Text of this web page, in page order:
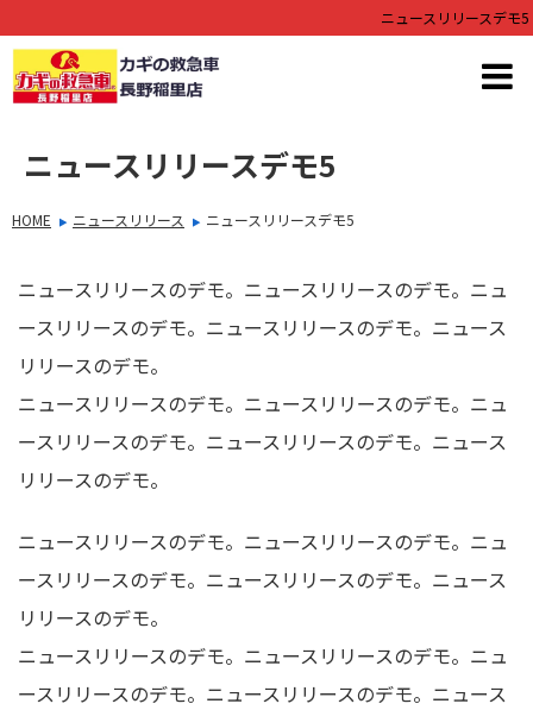
ニュースリリースデモ5
ニュースリリースデモ5
HOME ニュースリリース ニュースリリースデモ5
ニュースリリースのデモ。ニュースリリースのデモ。ニュ
ースリリースのデモ。ニュースリリースのデモ。ニュース
リリースのデモ。
ニュースリリースのデモ。ニュースリリースのデモ。ニュ
ースリリースのデモ。ニュースリリースのデモ。ニュース
リリースのデモ。
ニュースリリースのデモ。ニュースリリースのデモ。ニュ
ースリリースのデモ。ニュースリリースのデモ。ニュース
リリースのデモ。
ニュースリリースのデモ。ニュースリリースのデモ。ニュ
ースリリースのデモ。ニュースリリースのデモ。ニュース